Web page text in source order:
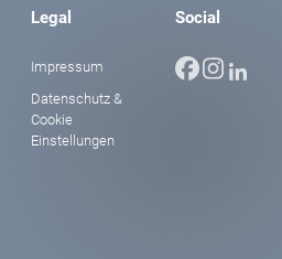
Legal
Impressum
Datenschutz &
Cookie
Einstellungen
Social